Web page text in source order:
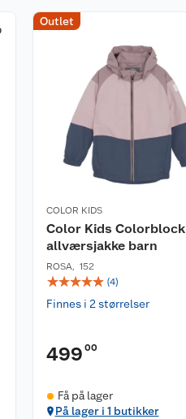
Outlet
COLOR KIDS
Color Kids Colorblock
allværsjakke barn
ROSA, 152
☆☆☆☆☆ (4)
Finnes i 2 størrelser
499 00
Få på lager
På lager i 1 butikker